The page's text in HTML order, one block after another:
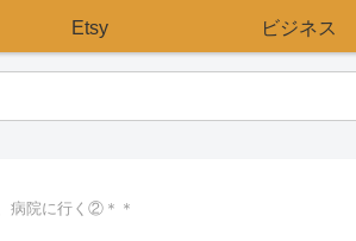
Etsy ビジネス
病院に行く②＊＊